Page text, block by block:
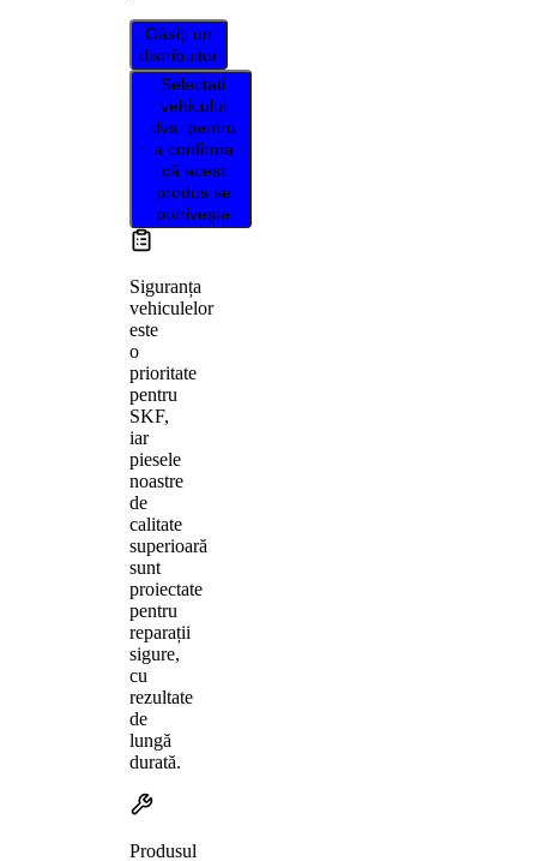
Găsiți un
distribuitor
Selectați
vehiculul
dvs. pentru
a confirma
că acest
produs se
potrivește
Siguranța
vehiculelor
este
o
prioritate
pentru
SKF,
iar
piesele
noastre
de
calitate
superioară
sunt
proiectate
pentru
reparații
sigure,
cu
rezultate
de
lungă
durată.
Produsul